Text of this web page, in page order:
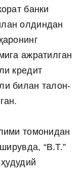
банки
олдиндан
ажратилган
кредит
билан талон-
томонидан
“B.Т.”